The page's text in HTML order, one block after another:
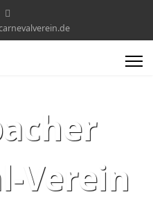
Verein